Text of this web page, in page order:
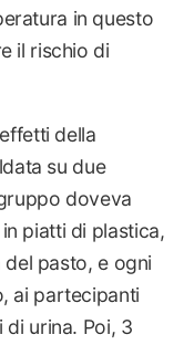
in questo
il rischio di
della
su due
doveva
piatti di plastica,
del pasto, e ogni
ai partecipanti
urina. Poi, 3